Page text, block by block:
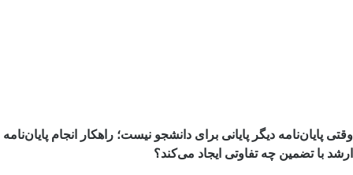
وقتی پایان‌نامه دیگر پایانی برای دانشجو نیست؛ راهکار انجام پایان‌نامه
ارشد با تضمین چه تفاوتی ایجاد می‌کند؟